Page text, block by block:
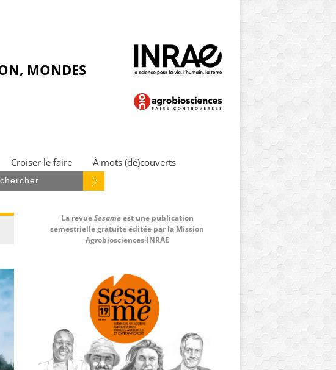
MONDES
Croiser le faire
À mots (dé)couverts
La revueSesameest une publication
semestrielle gratuite éditée par la Mission
Agrobiosciences-INRAE